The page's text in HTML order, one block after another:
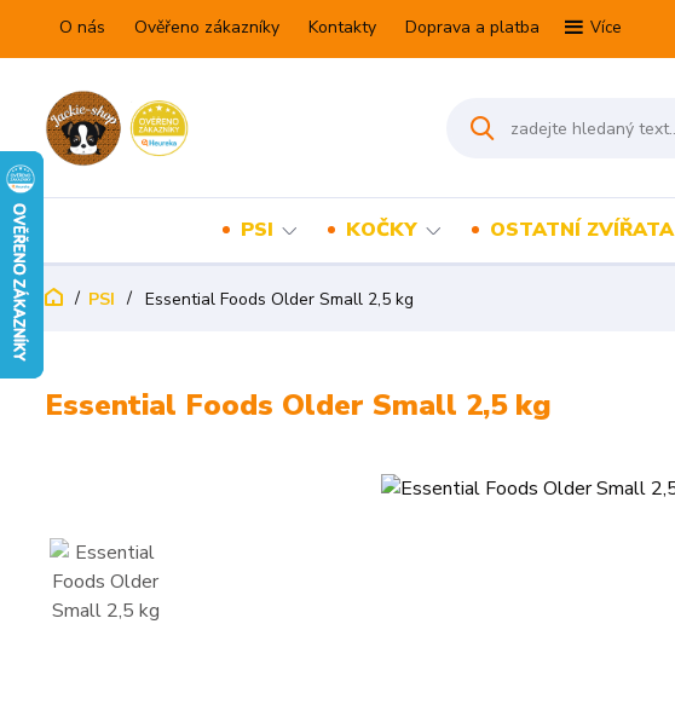
O nás Ověřeno zákazníky Kontakty Doprava a platba Více
PSI KOČKY OSTATNÍ ZVÍŘATA
PSI Essential Foods Older Small 2,5 kg
Essential Foods Older Small 2,5 kg